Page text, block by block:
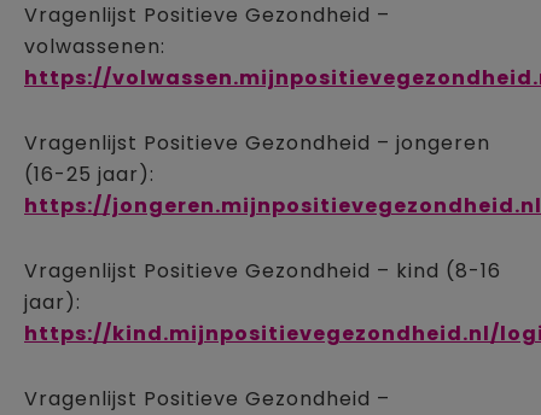
Vragenlijst Positieve Gezondheid –
volwassenen:
https://
Vragenlijst Positieve Gezondheid – jongeren
(16-25 jaar):
https://
Vragenlijst Positieve Gezondheid – kind (8-16
jaar):
https://kind.mijnpositievegezondheid.nl/
Vragenlijst Positieve Gezondheid –